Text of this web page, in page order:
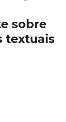
sobre
textuais